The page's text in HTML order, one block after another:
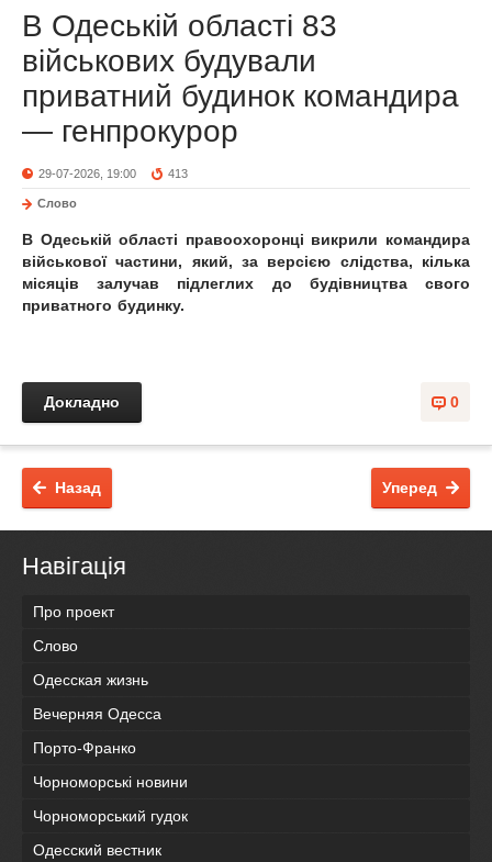
В Одеській області 83
військових будували
приватний будинок командира
— генпрокурор
29-07-2026, 19:00 413
Слово
В Одеській області правоохоронці викрили командира
військової частини, який, за версією слідства, кілька
місяців залучав підлеглих до будівництва свого
приватного будинку.
0
Докладно
Уперед
Назад
Навігація
Про проект
Слово
Одесская жизнь
Вечерняя Одесса
Порто-Франко
Чорноморські новини
Чорноморський гудок
Одесский вестник